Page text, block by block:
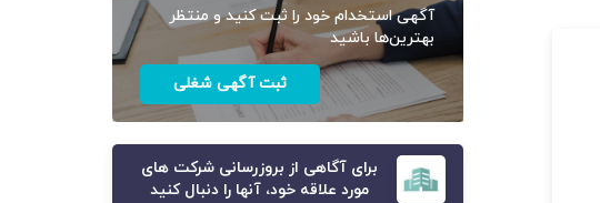
آگهی استخدام خود را ثبت کنید و منتظر
بهترین‌ها باشید
ثبت آگهی شغلی
برای آگاهی از بروزرسانی شرکت های
مورد علاقه خود، آنها را دنبال کنید